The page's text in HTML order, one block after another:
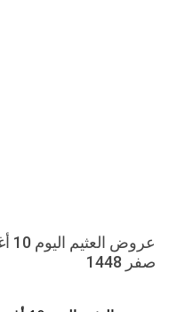
صفر 1448